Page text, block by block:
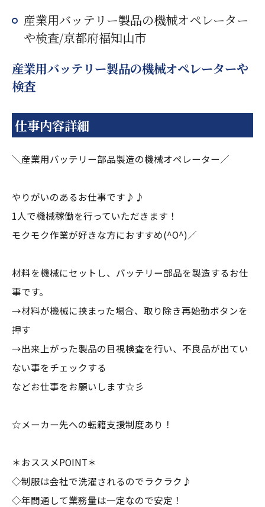
産業用バッテリー製品の機械オペレーター
や検査/京都府福知山市
産業用バッテリー製品の機械オペレーターや
検査
仕事内容詳細
＼産業用バッテリー部品製造の機械オペレーター／
やりがいのあるお仕事です♪♪
1人で機械稼働を行っていただきます！
モクモク作業が好きな方におすすめ(^O^)／
材料を機械にセットし、バッテリー部品を製造するお仕
事です。
→材料が機械に挟まった場合、取り除き再始動ボタンを
押す
→出来上がった製品の目視検査を行い、不良品が出てい
ない事をチェックする
などお仕事をお願いします☆彡
☆メーカー先への転籍支援制度あり！
＊おススメPOINT＊
◇制服は会社で洗濯されるのでラクラク♪
◇年間通して業務量は一定なので安定！